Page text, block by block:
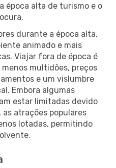
época alta de turismo e o
durante a época alta,
animado e mais
Viajar fora de época é
multidões, preços
e um vislumbre
Embora algumas
estar limitadas devido
atrações populares
lotadas, permitindo